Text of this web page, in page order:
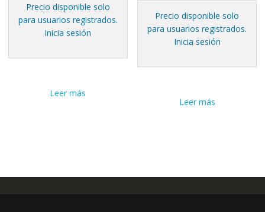
Precio disponible solo
para usuarios registrados.
Inicia sesión
Leer más
Precio disponible solo
para usuarios registrados.
Inicia sesión
Leer más